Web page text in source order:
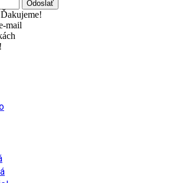
mail